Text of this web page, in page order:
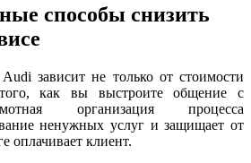
способы снизить
зависит не только от стоимости
как вы выстроите общение с
организация процесса
ненужных услуг и защищает от
оплачивает клиент.